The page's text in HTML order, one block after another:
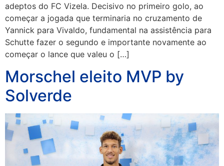
adeptos do FC Vizela. Decisivo no primeiro golo, ao
começar a jogada que terminaria no cruzamento de
Yannick para Vivaldo, fundamental na assistência para
Schutte fazer o segundo e importante novamente ao
começar o lance que valeu o […]
Morschel eleito MVP by
Solverde